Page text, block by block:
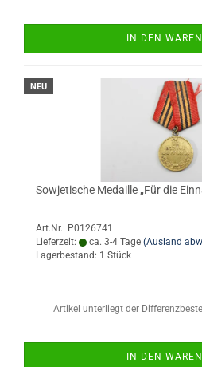
IN DEN
NEU
Sowjetische Medaille „Für die
Art.Nr.: P0126741
Lieferzeit:
ca. 3-4 Tage (Ausland
Lagerbestand: 1 Stück
Artikel unterliegt der
IN DEN